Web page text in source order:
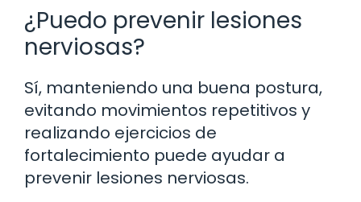
¿Puedo prevenir lesiones
nerviosas?
Sí, manteniendo una buena postura,
evitando movimientos repetitivos y
realizando ejercicios de
fortalecimiento puede ayudar a
prevenir lesiones nerviosas.